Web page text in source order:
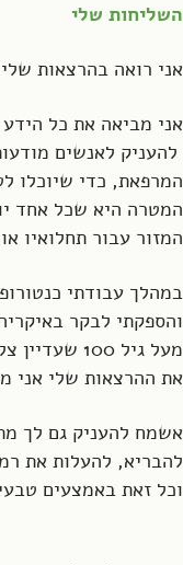
השליחות שלי
אני רואה בהרצאות
אני מביאה את כל
להעניק לאנשים
המרפאת, כדי שיוכלו
המטרה היא שכל אחד
המזור עבור תחלואיו
במהלך עבודתי
והספקתי לבקר
מעל גיל 100 שעדיין צלולים ומתפקדים.
את ההרצאות שלי אני
אשמח להעניק גם לך
להבריא, להעלות את
וכל זאת באמצעים